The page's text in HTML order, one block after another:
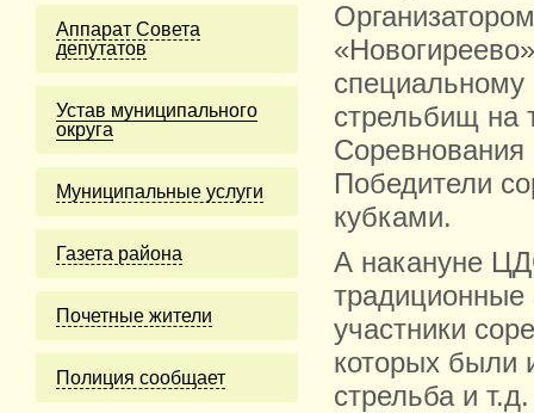
Аппарат Совета
депутатов
Устав муниципального
округа
Муниципальные услуги
Газета района
Почетные жители
Полиция сообщает
специальному
стрельбищ на
Соревнования
Победители
кубками.
А накануне
участники
которых были
стрельба и